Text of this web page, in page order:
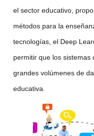
el sector educativo,
métodos para la
tecnologías, el Deep
permitir que los sistemas
grandes volúmenes de
educativa.